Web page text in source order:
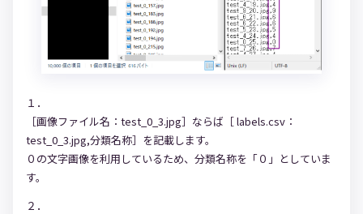
１．
［画像ファイル名：test_0_3.jpg］ならば［ labels.csv：
test_0_3.jpg,分類名称］を記載します。
０の文字画像を利用しているため、分類名称を「０」としていま
す。
２．